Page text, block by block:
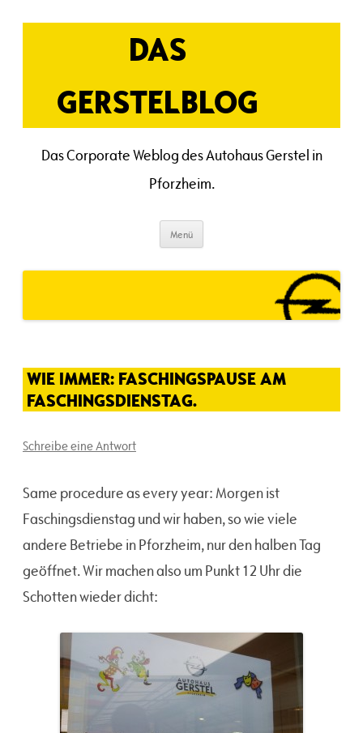
Inhalt
DAS
GERSTELBLOG
Das Corporate Weblog des Autohaus Gerstel in
Pforzheim.
Menü
WIE IMMER: FASCHINGSPAUSE AM
FASCHINGSDIENSTAG.
Schreibe eine Antwort
Same procedure as every year: Morgen ist
Faschingsdienstag und wir haben, so wie viele
andere Betriebe in Pforzheim, nur den halben Tag
geöffnet. Wir machen also um Punkt 12 Uhr die
Schotten wieder dicht: